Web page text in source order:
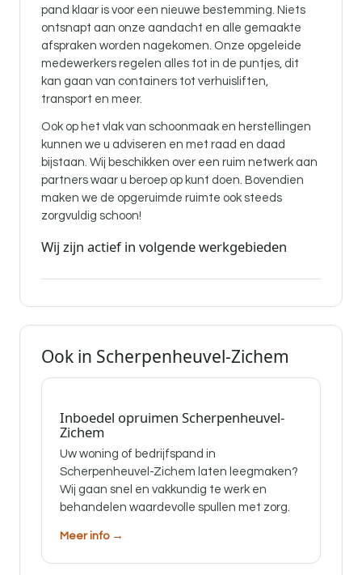
pand klaar is voor een nieuwe bestemming. Niets
ontsnapt aan onze aandacht en alle gemaakte
afspraken worden nagekomen. Onze opgeleide
medewerkers regelen alles tot in de puntjes, dit
kan gaan van containers tot verhuisliften,
transport en meer.
Ook op het vlak van schoonmaak en herstellingen
kunnen we u adviseren en met raad en daad
bijstaan. Wij beschikken over een ruim netwerk aan
partners waar u beroep op kunt doen. Bovendien
maken we de opgeruimde ruimte ook steeds
zorgvuldig schoon!
Wij zijn actief in volgende werkgebieden
Ook in Scherpenheuvel-Zichem
Inboedel opruimen Scherpenheuvel-
Zichem
Uw woning of bedrijfspand in
Scherpenheuvel-Zichem laten leegmaken?
Wij gaan snel en vakkundig te werk en
behandelen waardevolle spullen met zorg.
Meer info →